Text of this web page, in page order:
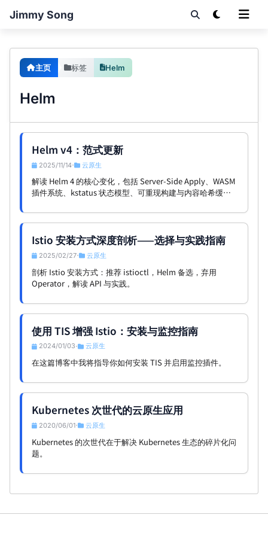
Jimmy Song
主页 标签 Helm
Helm
Helm v4：范式更新
2025/11/14• 云原生
解读 Helm 4 的核心变化，包括 Server-Side Apply、WASM
插件系统、kstatus 状态模型、可重现构建与内容哈希缓
Istio 安装方式深度剖析——选择与实践指南
2025/02/27• 云原生
剖析 Istio 安装方式：推荐 istioctl，Helm 备选，弃用
Operator，解读 API 与实践。
使用 TIS 增强 Istio：安装与监控指南
2024/01/03 • 云原生
在这篇博客中我将指导你如何安装 TIS 并启用监控插件。
Kubernetes 次世代的云原生应用
2020/06/01• 云原生
Kubernetes 的次世代在于解决 Kubernetes 生态的碎片化问
题。